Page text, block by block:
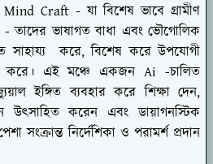
Craft - যা বিশেষ ভাবে গ্রামীণ
- তাদের ভাষাগত বাধা এবং ভৌগোলিক
সাহায্য করে, বিশেষ করে উপযোগী
করে। এই মঞ্চে একজন Ai -চালিত
ইঙ্গিত ব্যবহার করে শিক্ষা দেন,
উৎসাহিত করেন এবং ডায়াগনস্টিক
সংক্রান্ত নির্দেশিকা ও পরামর্শ প্রদান